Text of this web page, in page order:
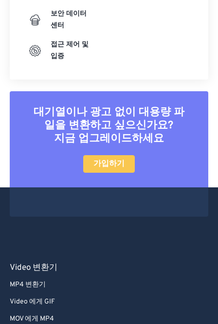
보안 데이터
센터
접근 제어 및
입증
대기열이나 광고 없이 대용량 파
일을 변환하고 싶으신가요?
지금 업그레이드하세요
가입하기
Video 변환기
MP4 변환기
Video 에게 GIF
MOV 에게 MP4